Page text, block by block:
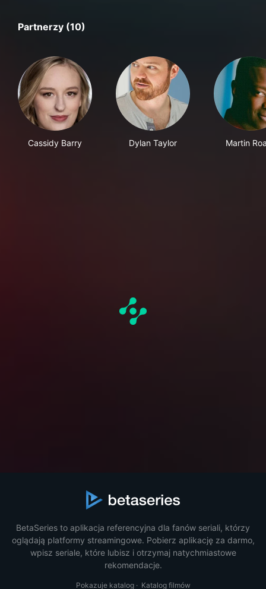
Partnerzy (10)
Cassidy Barry Dylan Taylor Martin
BetaSeries to aplikacja referencyjna dla fanów seriali, którzy
oglądają platformy streamingowe. Pobierz aplikację za darmo,
wpisz seriale, które lubisz i otrzymaj natychmiastowe
rekomendacje.
Pokazuje katalog· Katalog filmów